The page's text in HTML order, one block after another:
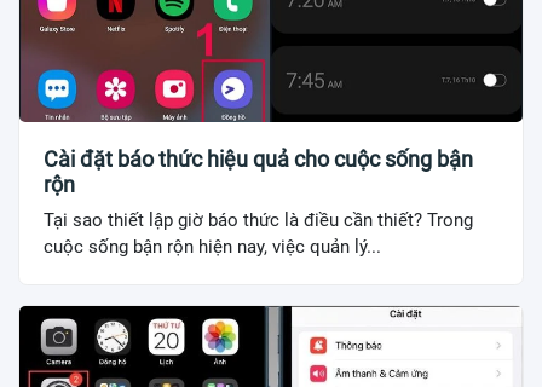
Cài đặt báo thức hiệu quả cho cuộc sống bận
rộn
Tại sao thiết lập giờ báo thức là điều cần thiết? Trong
cuộc sống bận rộn hiện nay, việc quản lý...